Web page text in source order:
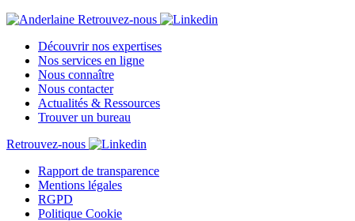
Retrouvez-nous
Découvrir nos expertises
Nos services en ligne
Nous connaître
Nous contacter
Actualités & Ressources
Trouver un bureau
Retrouvez-nous
Rapport de transparence
Mentions légales
RGPD
Politique Cookie